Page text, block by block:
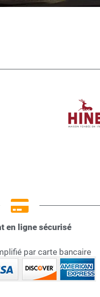
en ligne sécurisé
par carte bancaire